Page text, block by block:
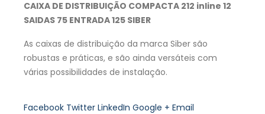
CAIXA DE DISTRIBUIÇÃO COMPACTA 212 inline 12
SAIDAS 75 ENTRADA 125 SIBER
As caixas de distribuição da marca Siber são
robustas e práticas, e são ainda versáteis com
várias possibilidades de instalação.
Facebook Twitter LinkedIn Google + Email